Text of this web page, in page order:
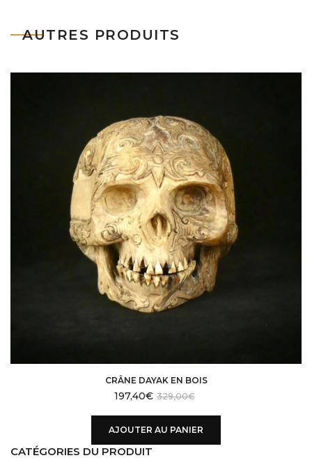
AUTRES PRODUITS
CRÂNE DAYAK EN BOIS
329,00€
197,40€
AJOUTER AU PANIER
CATÉGORIES DU PRODUIT